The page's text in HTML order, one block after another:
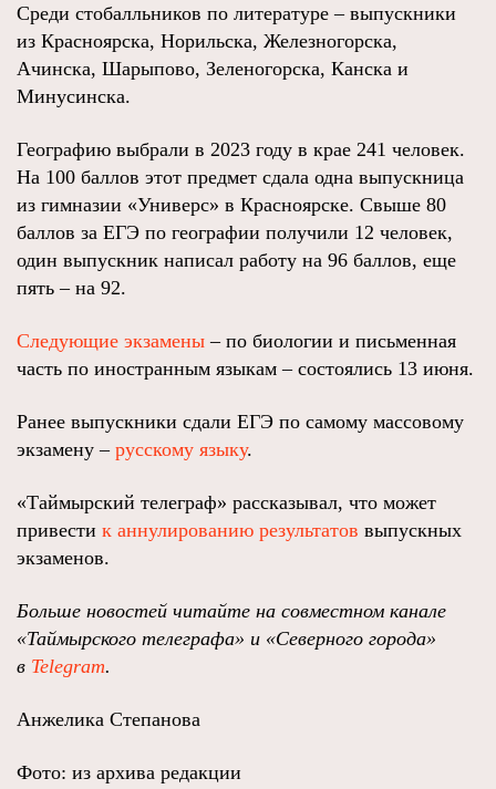
Среди стобалльников по литературе – выпускники
из Красноярска, Норильска, Железногорска,
Ачинска, Шарыпово, Зеленогорска, Канска и
Минусинска.
Географию выбрали в 2023 году в крае 241 человек.
На 100 баллов этот предмет сдала одна выпускница
из гимназии «Универс» в Красноярске. Свыше 80
баллов за ЕГЭ по географии получили 12 человек,
один выпускник написал работу на 96 баллов, еще
пять – на 92.
Следующие экзамены – по биологии и письменная
часть по иностранным языкам – состоялись 13 июня.
Ранее выпускники сдали ЕГЭ по самому массовому
экзамену – русскому языку.
«Таймырский телеграф» рассказывал, что может
привести к аннулированию результатов выпускных
экзаменов.
Больше новостей читайте на совместном канале
«Таймырского телеграфа» и «Северного города»
в Telegram.
Анжелика Степанова
Фото: из архива редакции